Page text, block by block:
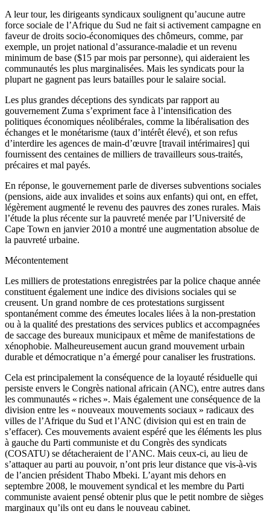
A leur tour, les dirigeants syndicaux soulignent qu’aucune autre
force sociale de l’Afrique du Sud ne fait si activement campagne en
faveur de droits socio-économiques des chômeurs, comme, par
exemple, un projet national d’assurance-maladie et un revenu
minimum de base ($15 par mois par personne), qui aideraient les
communautés les plus marginalisées. Mais les syndicats pour la
plupart ne gagnent pas leurs batailles pour le salaire social.
Les plus grandes déceptions des syndicats par rapport au
gouvernement Zuma s’expriment face à l’intensification des
politiques économiques néolibérales, comme la libéralisation des
échanges et le monétarisme (taux d’intérêt élevé), et son refus
d’interdire les agences de main-d’œuvre [travail intérimaires] qui
fournissent des centaines de milliers de travailleurs sous-traités,
précaires et mal payés.
En réponse, le gouvernement parle de diverses subventions sociales
(pensions, aide aux invalides et soins aux enfants) qui ont, en effet,
légèrement augmenté le revenu des pauvres des zones rurales. Mais
l’étude la plus récente sur la pauvreté menée par l’Université de
Cape Town en janvier 2010 a montré une augmentation absolue de
la pauvreté urbaine.
Mécontentement
Les milliers de protestations enregistrées par la police chaque année
constituent également une indice des divisions sociales qui se
creusent. Un grand nombre de ces protestations surgissent
spontanément comme des émeutes locales liées à la non-prestation
ou à la qualité des prestations des services publics et accompagnées
de saccage des bureaux municipaux et même de manifestations de
xénophobie. Malheureusement aucun grand mouvement urbain
durable et démocratique n’a émergé pour canaliser les frustrations.
Cela est principalement la conséquence de la loyauté résiduelle qui
persiste envers le Congrès national africain (ANC), entre autres dans
les communautés « riches ». Mais également une conséquence de la
division entre les « nouveaux mouvements sociaux » radicaux des
villes de l’Afrique du Sud et l’ANC (division qui est en train de
s’effacer). Ces mouvements avaient espéré que les éléments les plus
à gauche du Parti communiste et du Congrès des syndicats
(COSATU) se détacheraient de l’ANC. Mais ceux-ci, au lieu de
s’attaquer au parti au pouvoir, n’ont pris leur distance que vis-à-vis
de l’ancien président Thabo Mbeki. L’ayant mis dehors en
septembre 2008, le mouvement syndical et les membre du Parti
communiste avaient pensé obtenir plus que le petit nombre de sièges
marginaux qu’ils ont eu dans le nouveau cabinet.